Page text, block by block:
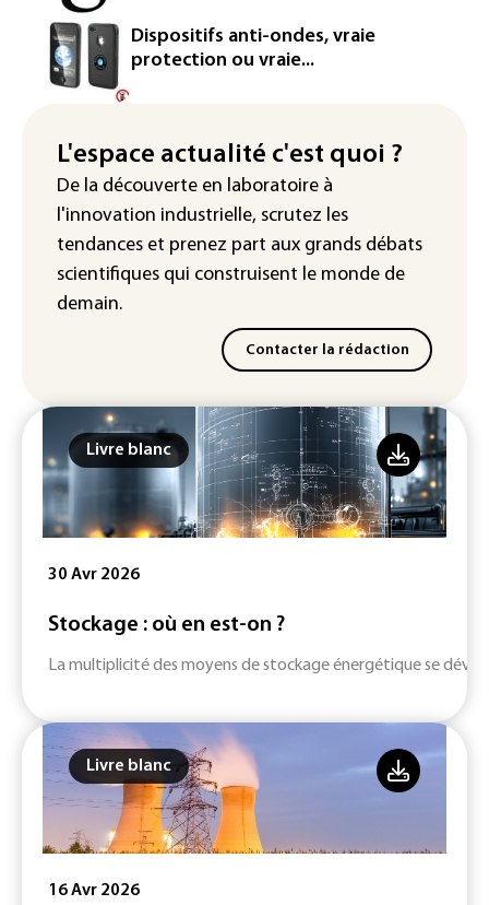
Washington étend le contrôle des
réseaux sociaux des étrangers
demandeurs de visas
cyberattaque
Enquête ouverte après la fuite des
données de 300.000 clients
d'Intermarché
Dispositifs anti-ondes, vraie
protection ou vraie...
L'espace actualité c'est quoi ?
De la découverte en laboratoire à
l'innovation industrielle, scrutez les
tendances et prenez part aux grands débats
scientifiques qui construisent le monde de
demain.
Contacter la rédaction
Livre blanc
30 Avr 2026
Stockage : où en est-on ?
La multiplicité des moyens de stockage énergétique se
Livre blanc
16 Avr 2026